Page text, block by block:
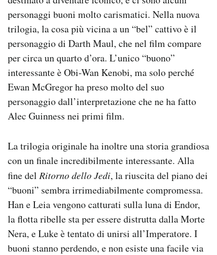
personaggi buoni molto carismatici. Nella nuova
trilogia, la cosa più vicina a un “bel” cattivo è il
personaggio di Darth Maul, che nel film compare
per circa un quarto d’ora. L’unico “buono”
interessante è Obi-Wan Kenobi, ma solo perché
Ewan McGregor ha preso molto del suo
personaggio dall’interpretazione che ne ha fatto
Alec Guinness nei primi film.
La trilogia originale ha inoltre una storia grandiosa
con un finale incredibilmente interessante. Alla
fine del Ritorno dello Jedi, la riuscita del piano dei
“buoni” sembra irrimediabilmente compromessa.
Han e Leia vengono catturati sulla luna di Endor,
la flotta ribelle sta per essere distrutta dalla Morte
Nera, e Luke è tentato di unirsi all’Imperatore. I
buoni stanno perdendo, e non esiste una facile via